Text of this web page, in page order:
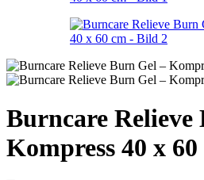
Burncare Relieve
Kompress 40 x